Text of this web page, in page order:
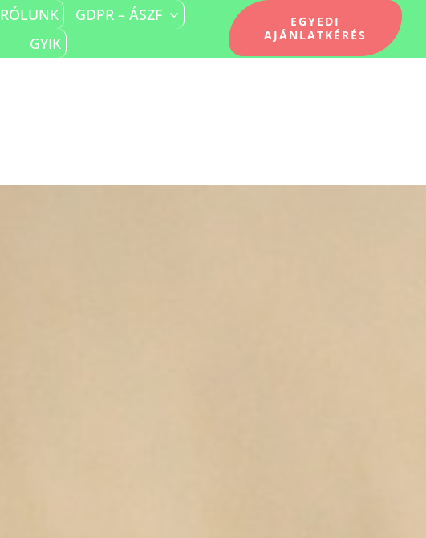
RÓLUNK
GDPR – ÁSZF
GYIK
EGYEDI
AJÁNLATKÉRÉS